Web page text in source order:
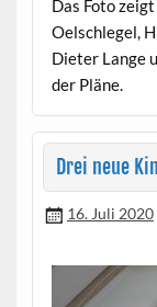
Das Foto
Oelschlegel,
Dieter Lange
der Pläne.
Drei neue
16. Juli 2020